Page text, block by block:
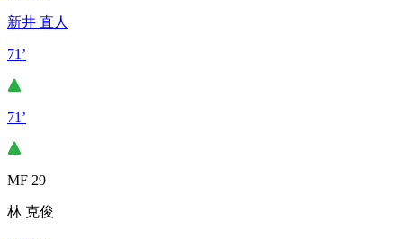
新井 直人
71’
71’
MF 29
林 克俊